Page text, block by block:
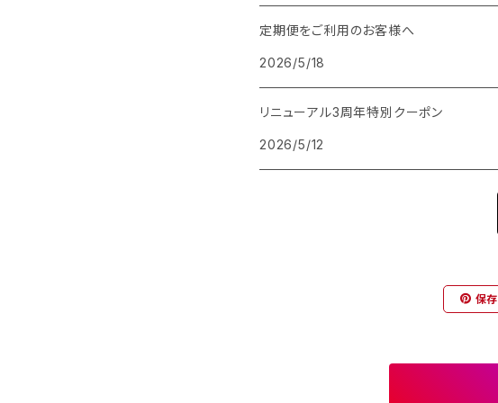
定期便をご利用のお客様へ
2026/5/18
リニューアル3周年特別クーポン
2026/5/12
保存